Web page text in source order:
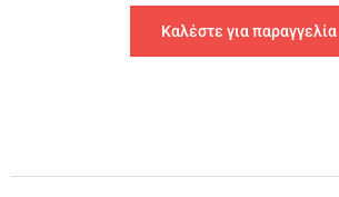
Καλέστε για παραγγελία